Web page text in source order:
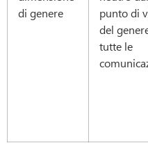
di genere
punto di
del
tutte le